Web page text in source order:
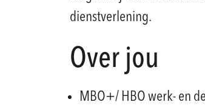
dienstverlening.
Over jou
MBO+/ HBO werk- en